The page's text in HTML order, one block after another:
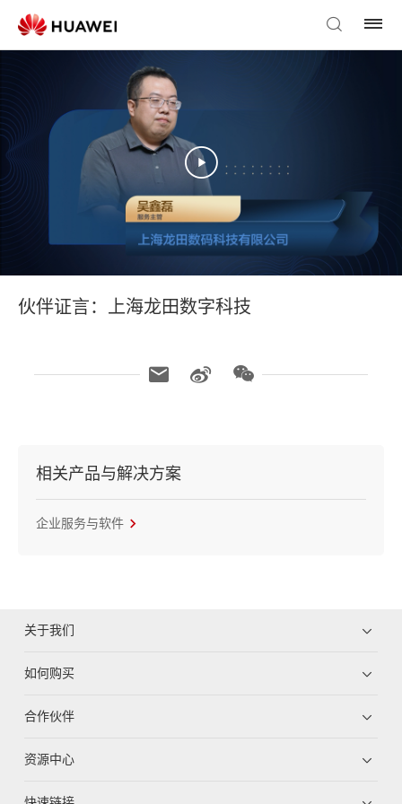
伙伴证言：上海龙田数字科技
相关产品与解决方案
企业服务与软件
关于我们
如何购买
合作伙伴
资源中心